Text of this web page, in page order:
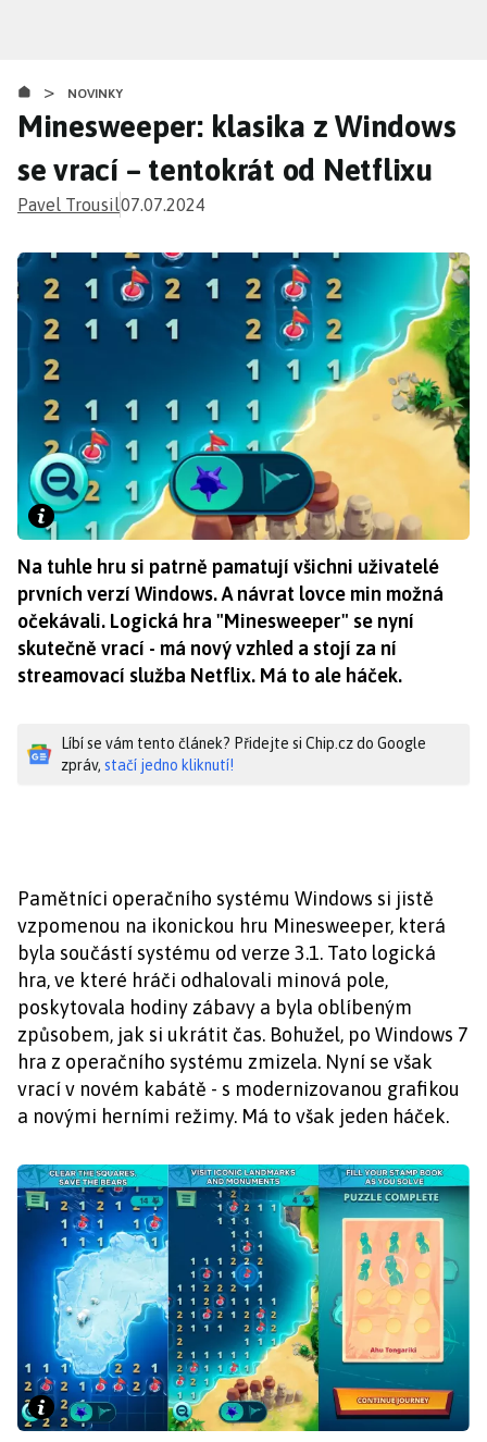
obsahu
> NOVINKY
Minesweeper: klasika z Windows
se vrací – tentokrát od Netflixu
Pavel Trousil07.07.2024
Na tuhle hru si patrně pamatují všichni uživatelé
prvních verzí Windows. A návrat lovce min možná
očekávali. Logická hra "Minesweeper" se nyní
skutečně vrací - má nový vzhled a stojí za ní
streamovací služba Netflix. Má to ale háček.
Líbí se vám tento článek? Přidejte si Chip.cz do Google
zpráv, stačí jedno kliknutí!
Pamětníci operačního systému Windows si jistě
vzpomenou na ikonickou hru Minesweeper, která
byla součástí systému od verze 3.1. Tato logická
hra, ve které hráči odhalovali minová pole,
poskytovala hodiny zábavy a byla oblíbeným
způsobem, jak si ukrátit čas. Bohužel, po Windows 7
hra z operačního systému zmizela. Nyní se však
vrací v novém kabátě - s modernizovanou grafikou
a novými herními režimy. Má to však jeden háček.